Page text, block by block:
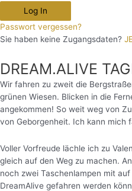
Log In
Passwort vergessen?
Sie haben keine Zugangsdaten?
DREAM.ALIVE
Wir fahren zu zweit die
grünen Wiesen. Blicken in die
angekommen! So weit weg von
von Geborgenheit. Ich kann mich
Voller Vorfreude lächle ich zu
gleich auf den Weg zu machen.
noch zwei Taschenlampen mit
DreamAlive gefahren werden